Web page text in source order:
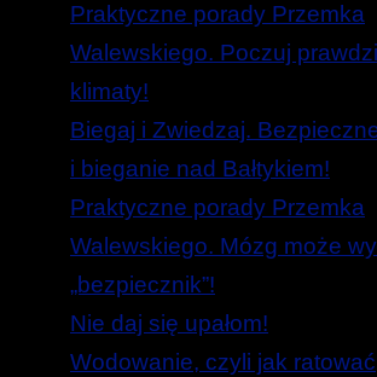
Praktyczne porady Przemka
Walewskiego. Poczuj
klimaty!
Biegaj i Zwiedzaj.
i bieganie nad Bałtykiem!
Praktyczne porady Przemka
Walewskiego. Mózg może
„bezpiecznik”!
Nie daj się upałom!
Wodowanie, czyli jak ratować